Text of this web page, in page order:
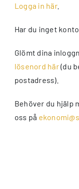
Logga in här.
Har du inget
Glömt dina
lösenord här(du
postadress).
Behöver du hjälp
oss på